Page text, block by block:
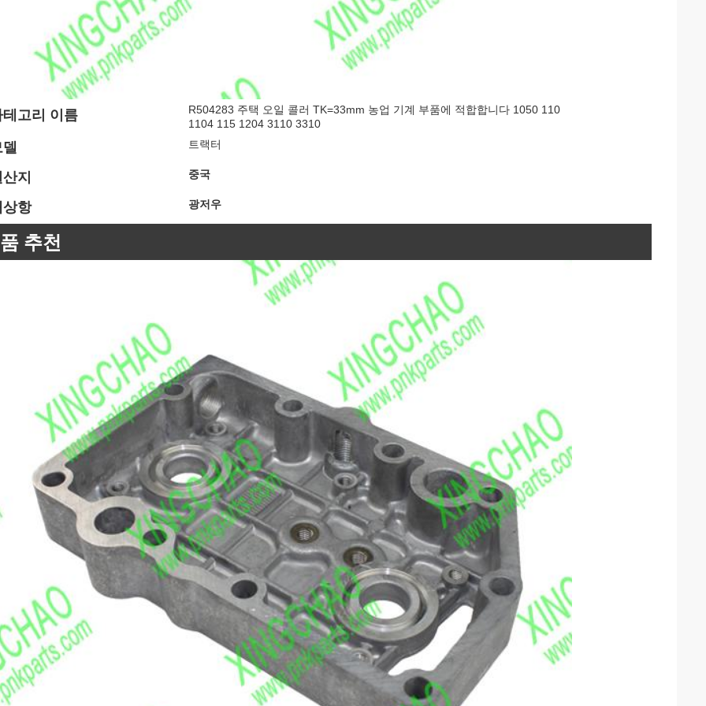
테고리 이름
R504283 주택 오일 콜러 TK=33mm 농업 기계 부품에 적합합니다 1050 110
1104 115 1204 3110 3310
트랙터
지 중국
상항 광저우
추천